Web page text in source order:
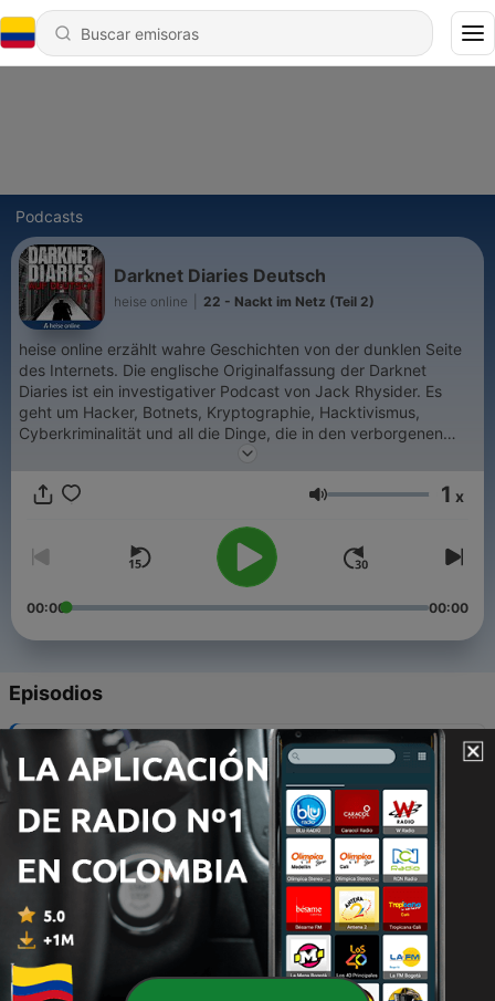
Podcasts
Darknet Diaries Deutsch
heise online 22 - Nackt im Netz (Teil 2)
heise online erzählt wahre Geschichten von der dunklen Seite
des Internets. Die englische Originalfassung der Darknet
Diaries ist ein investigativer Podcast von Jack Rhysider. Es
geht um Hacker, Botnets, Kryptographie, Hacktivismus,
Cyberkriminalität und all die Dinge, die in den verborgenen
März 2026.
Volumen 1 x
00:00 00:00
Episodios
Nackt im Netz (Teil 2)
09 jun. 2026
21 - Nackt im Netz (Teil 1)
20 - Kids ohne Skrupel (Teil 2)
26 mayo 2026
Kids ohne Skrupel (Teil 1)
19 mayo 2026